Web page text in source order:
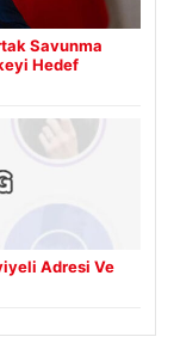
Savunma
Hedef
Adresi Ve